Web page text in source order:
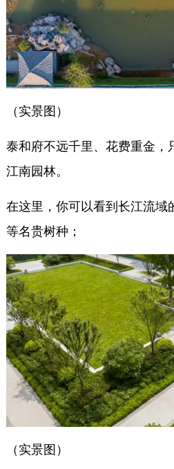
（实景图）
泰和府不远千里、花费重金，
江南园林。
在这里，你可以看到长江流域
等名贵树种；
（实景图）